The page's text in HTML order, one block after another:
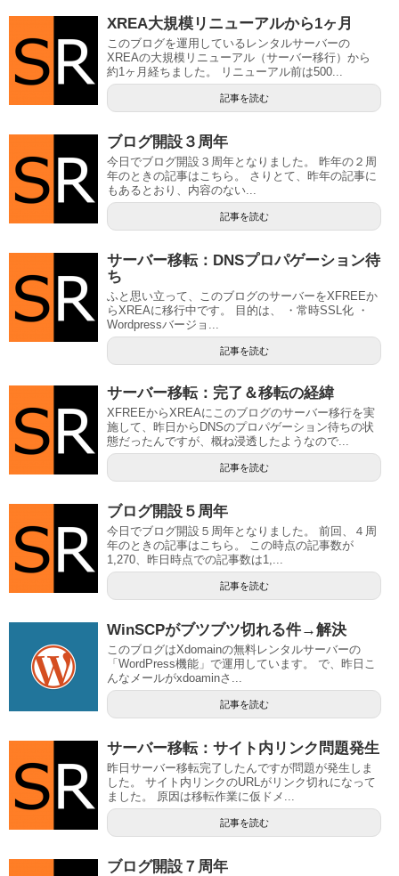
XREA大規模リニューアルから1ヶ月
このブログを運用しているレンタルサーバーの
XREAの大規模リニューアル（サーバー移行）から
約1ヶ月経ちました。 リニューアル前は500...
記事を読む
ブログ開設３周年
今日でブログ開設３周年となりました。 昨年の２周
年のときの記事はこちら。 さりとて、昨年の記事に
もあるとおり、内容のない...
記事を読む
サーバー移転：DNSプロパゲーション待
ち
ふと思い立って、このブログのサーバーをXFREEか
らXREAに移行中です。 目的は、 ・常時SSL化 ・
Wordpressバージョ...
記事を読む
サーバー移転：完了＆移転の経緯
XFREEからXREAにこのブログのサーバー移行を実
施して、昨日からDNSのプロパゲーション待ちの状
態だったんですが、概ね浸透したようなので...
記事を読む
ブログ開設５周年
今日でブログ開設５周年となりました。 前回、４周
年のときの記事はこちら。 この時点の記事数が
1,270、昨日時点での記事数は1,...
記事を読む
WinSCPがブツブツ切れる件→解決
このブログはXdomainの無料レンタルサーバーの
「WordPress機能」で運用しています。 で、昨日こ
んなメールがxdoaminさ...
記事を読む
サーバー移転：サイト内リンク問題発生
昨日サーバー移転完了したんですが問題が発生しま
した。 サイト内リンクのURLがリンク切れになって
ました。 原因は移転作業に仮ドメ...
記事を読む
ブログ開設７周年